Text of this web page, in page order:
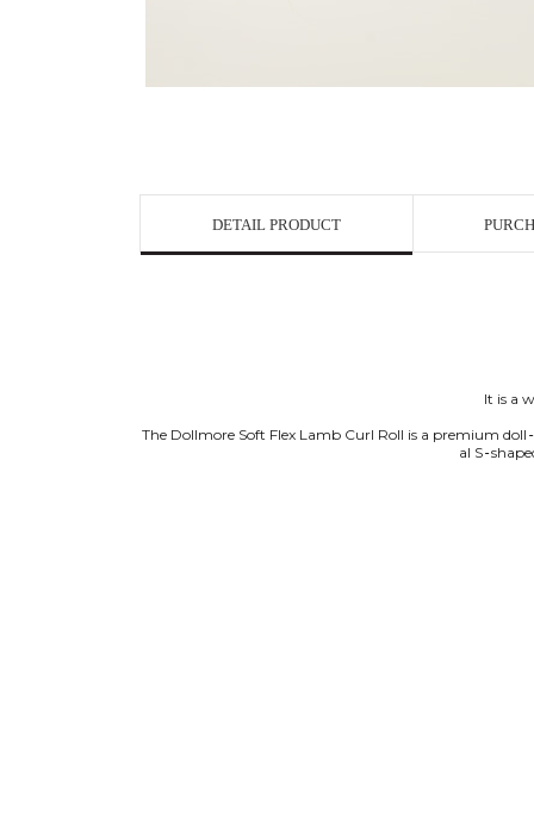
DETAIL PRODUCT
It is a
The Dollmore Soft Flex Lamb Curl Roll is a premium
al